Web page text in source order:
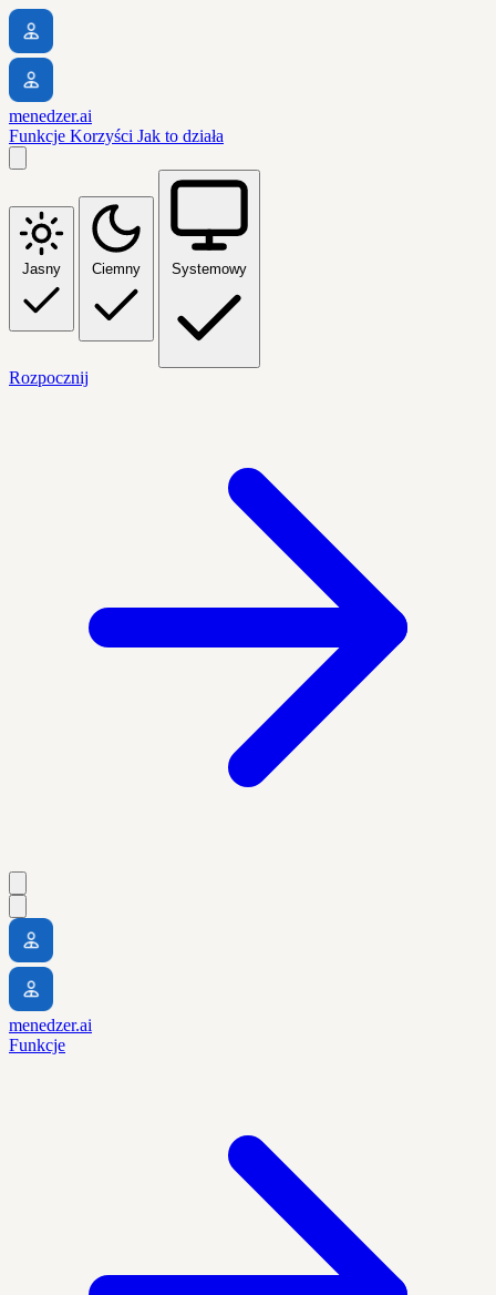
menedzer.ai
Funkcje Korzyści Jak to działa
Jasny Ciemny Systemowy
Rozpocznij
menedzer.ai
Funkcje